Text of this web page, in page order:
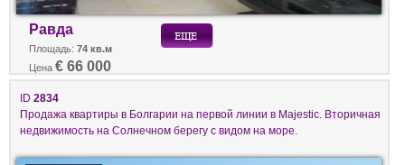
Равда
Площадь: 74 кв.м
Цена € 66 000
ID 2834
Продажа квартиры в Болгарии на первой линии в Majestic. Вторичная
недвижимость на Солнечном берегу с видом на море.